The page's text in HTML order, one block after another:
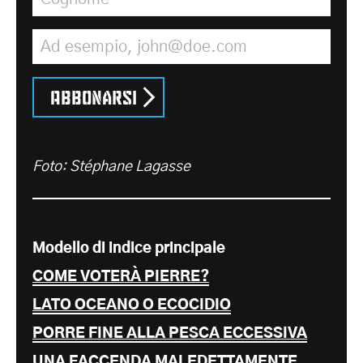
Indirizzo e-mail *
Abbonarsi
Foto: Stéphane Lagasse
Modello di indice principale
COME VOTERÀ PIERRE?
LATO OCEANO O ECOCIDIO
PORRE FINE ALLA PESCA ECCESSIVA